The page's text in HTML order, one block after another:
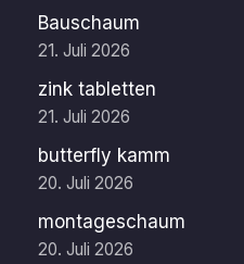
Bauschaum
21. Juli 2026
zink tabletten
21. Juli 2026
butterfly kamm
20. Juli 2026
montageschaum
20. Juli 2026